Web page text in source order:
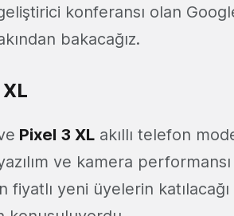
konferansı olan
bakacağız.
Pixel 3 XL akıllı telefon
ve kamera
fiyatlı yeni üyelerin